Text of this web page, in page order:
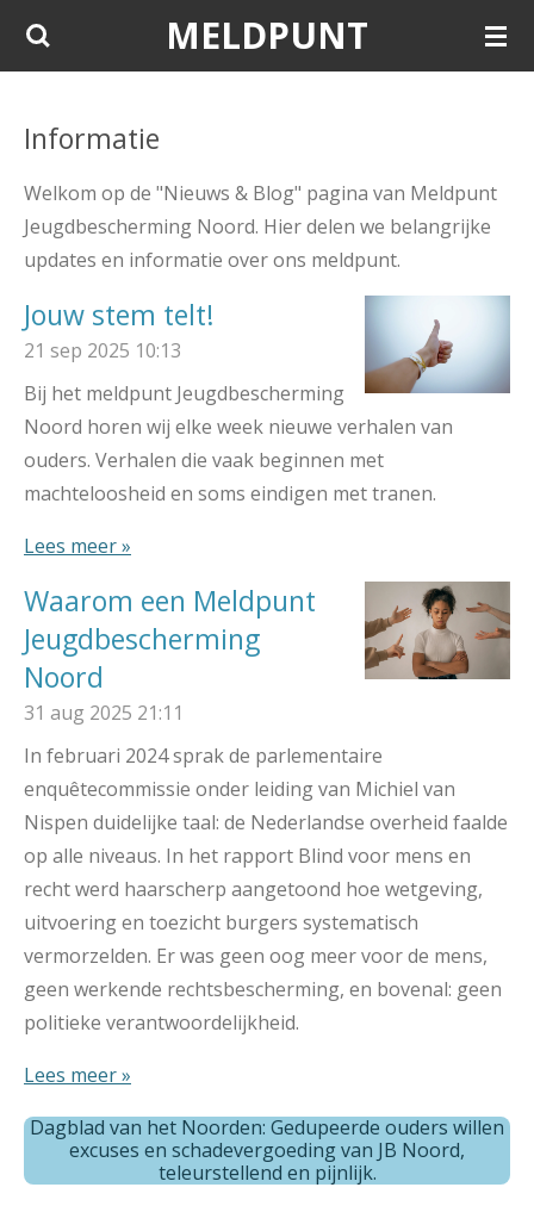
Ga
de
MELDPUNT
Informatie
Welkom op de "Nieuws & Blog" pagina van Meldpunt
Jeugdbescherming Noord. Hier delen we belangrijke
updates en informatie over ons meldpunt.
Jouw stem telt!
21 sep 2025 10:13
Bij het meldpunt Jeugdbescherming
Noord horen wij elke week nieuwe verhalen van
ouders. Verhalen die vaak beginnen met
machteloosheid en soms eindigen met tranen.
Lees meer »
Waarom een Meldpunt
Jeugdbescherming
Noord
31 aug 2025 21:11
In februari 2024 sprak de parlementaire
enquêtecommissie onder leiding van Michiel van
Nispen duidelijke taal: de Nederlandse overheid faalde
op alle niveaus. In het rapport Blind voor mens en
recht werd haarscherp aangetoond hoe wetgeving,
uitvoering en toezicht burgers systematisch
vermorzelden. Er was geen oog meer voor de mens,
geen werkende rechtsbescherming, en bovenal: geen
politieke verantwoordelijkheid.
Lees meer »
Dagblad van het Noorden: Gedupeerde ouders willen
excuses en schadevergoeding van JB Noord,
teleurstellend en pijnlijk.